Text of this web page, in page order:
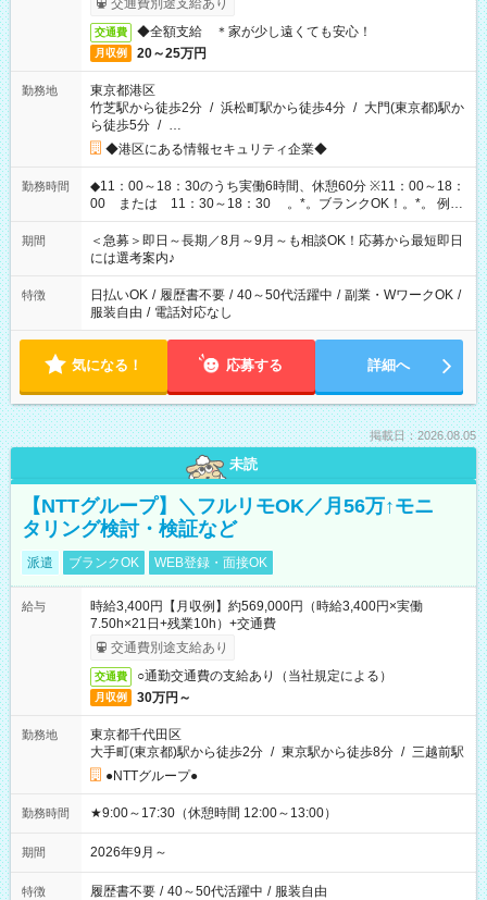
交通費別途支給あり
交通費 ◆全額支給 ＊家が少し遠くても安心！
月収例 20～25万円
勤務地
東京都港区
竹芝駅から徒歩2分 / 浜松町駅から徒歩4分 / 大門(東京都)駅か
ら徒歩5分 / …
◆港区にある情報セキュリティ企業◆
勤務時間
◆11：00～18：30のうち実働6時間、休憩60分 ※11：00～18：
00 または 11：30～18：30 。*。ブランクOK！。*。 例え
ば前職が、 在宅/財団法人/事務/コールセンター/受付/販売/カフェ
スタッフ スイーツ販売/ホテルフロント/化粧品販売/など 様々な
業界から入社して活躍されています♪
期間
＜急募＞即日～長期／8月～9月～も相談OK！応募から最短即日
には選考案内♪
特徴 日払いOK / 履歴書不要 / 40～50代活躍中 / 副業・WワークOK /
服装自由 / 電話対応なし
気になる！ 応募する 詳細へ
掲載日：2026.08.05
未読
【NTTグループ】＼フルリモOK／月56万↑モニ
タリング検討・検証など
派遣 ブランクOK WEB登録・面接OK
給与
時給3,400円【月収例】約569,000円（時給3,400円×実働
7.50h×21日+残業10h）+交通費
交通費別途支給あり
交通費 ○通勤交通費の支給あり（当社規定による）
月収例 30万円～
勤務地
東京都千代田区
大手町(東京都)駅から徒歩2分 / 東京駅から徒歩8分 / 三越前駅
●NTTグループ●
勤務時間 ★9:00～17:30（休憩時間 12:00～13:00）
期間 2026年9月～
特徴 履歴書不要 / 40～50代活躍中 / 服装自由